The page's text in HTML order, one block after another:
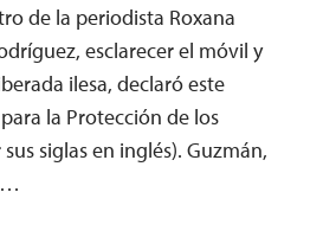
de la periodista Roxana
esclarecer el móvil y
ilesa, declaró este
la Protección de los
siglas en inglés). Guzmán,